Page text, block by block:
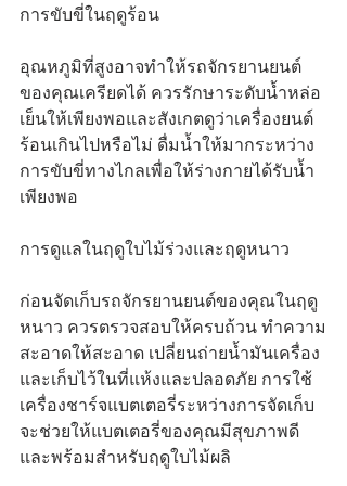
การขับขี่ในฤดูร้อน
อุณหภูมิที่สูงอาจทำให้รถจักรยานยนต์
ของคุณเครียดได้ ควรรักษาระดับน้ำหล่อ
เย็นให้เพียงพอและสังเกตดูว่าเครื่องยนต์
ร้อนเกินไปหรือไม่ ดื่มน้ำให้มากระหว่าง
การขับขี่ทางไกลเพื่อให้ร่างกายได้รับน้ำ
เพียงพอ
การดูแลในฤดูใบไม้ร่วงและฤดูหนาว
ก่อนจัดเก็บรถจักรยานยนต์ของคุณในฤดู
หนาว ควรตรวจสอบให้ครบถ้วน ทำความ
สะอาดให้สะอาด เปลี่ยนถ่ายน้ำมันเครื่อง
และเก็บไว้ในที่แห้งและปลอดภัย การใช้
เครื่องชาร์จแบตเตอรี่ระหว่างการจัดเก็บ
จะช่วยให้แบตเตอรี่ของคุณมีสุขภาพดี
และพร้อมสำหรับฤดูใบไม้ผลิ